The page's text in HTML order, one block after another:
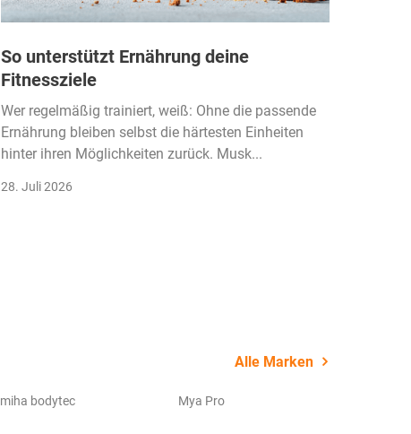
So unterstützt Ernährung deine
Fitnessziele
Wer regelmäßig trainiert, weiß: Ohne die passende
Ernährung bleiben selbst die härtesten Einheiten
hinter ihren Möglichkeiten zurück. Musk...
28. Juli 2026
Alle Marken
miha bodytec
Mya Pro